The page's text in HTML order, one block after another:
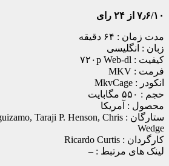
۷٫۶/۱۰ از ۲۴ رای
مدت زمان : ۶۴ دقیقه
زبان : انگلیسی
کیفیت : ۷۲۰p Web-dl
فرمت : MKV
انکودر : MkvCage
حجم : ۵۵۰ مگابایت
محصول : آمریکا
ستارگان : Taraji P. Henson, Chris
Wedge
کارگردان : Ricardo Curtis
لینک های مرتبط : –